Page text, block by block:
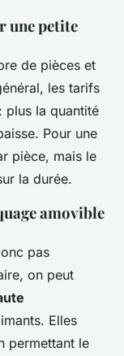
une petite
de pièces et
les tarifs
: plus la quantité
Pour une
pièce, mais le
la durée.
amovible
pas
on peut
Elles
permettant le